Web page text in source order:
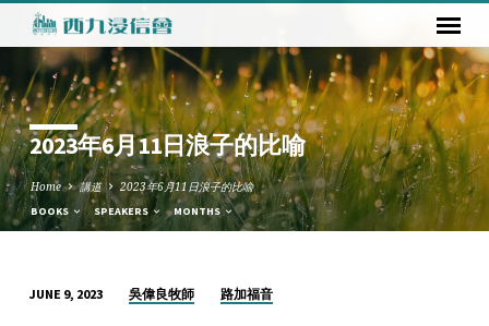
2023年6月11日浪子的比喻
Home 講道 2023年6月11日浪子的比喻
BOOKS SPEAKERS MONTHS
JUNE 9, 2023 吳偉良牧師 路加福音